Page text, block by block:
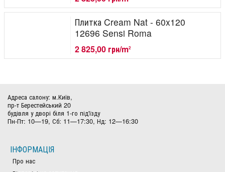
Плитка Cream Nat - 60x120
12696 Sensi Roma
2 825,00 грн/m2
Адреса салону: м.Київ,
пр-т Берестейський 20
будівля у дворі біля 1-го під'їзду
Пн-Пт: 10—19, Сб: 11—17:30, Нд: 12—16:30
ІНФОРМАЦІЯ
Про нас